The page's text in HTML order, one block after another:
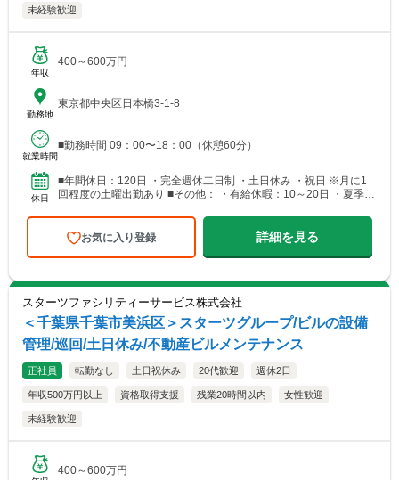
未経験歓迎
年収
400～600万円
勤務地
東京都中央区日本橋3-1-8
就業時間
■勤務時間 09：00〜18：00（休憩60分）
休日
■年間休日：120日 ・完全週休二日制 ・土日休み ・祝日 ※月に1
回程度の土曜出勤あり ■その他： ・有給休暇：10～20日 ・夏季休
お気に入り登録 詳細を見る
スターツファシリティーサービス株式会社
＜千葉県千葉市美浜区＞スターツグループ/ビルの設備
管理/巡回/土日休み/不動産ビルメンテナンス
正社員 転勤なし 土日祝休み 20代歓迎 週休2日
年収500万円以上 資格取得支援 残業20時間以内 女性歓迎
未経験歓迎
400～600万円